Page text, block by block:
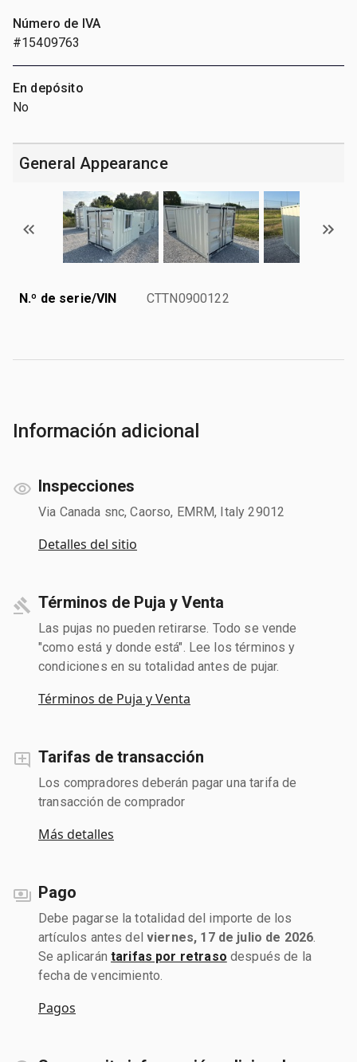
Número de IVA
#15409763
En depósito
No
General Appearance
N.º de serie/VIN CTTN0900122
Información adicional
Inspecciones
Via Canada snc, Caorso, EMRM, Italy 29012
Detalles del sitio
Términos de Puja y Venta
Las pujas no pueden retirarse. Todo se vende
"como está y donde está". Lee los términos y
condiciones en su totalidad antes de pujar.
Términos de Puja y Venta
Tarifas de transacción
Los compradores deberán pagar una tarifa de
transacción de comprador
Más detalles
Pago
Debe pagarse la totalidad del importe de los
artículos antes del viernes, 17 de julio de 2026
Se aplicarán tarifas por retraso después de la
fecha de vencimiento.
Pagos